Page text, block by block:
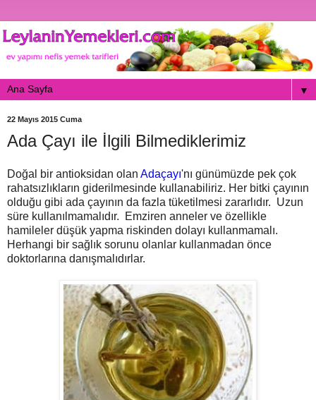
▼
22 Mayıs 2015 Cuma
Ada Çayı ile İlgili Bilmediklerimiz
Doğal bir antioksidan olan Adaçayı'nı günümüzde pek çok
rahatsızlıkların giderilmesinde kullanabiliriz. Her bitki çayının
olduğu gibi ada çayının da fazla tüketilmesi zararlıdır. Uzun
süre kullanılmamalıdır. Emziren anneler ve özellikle
hamileler düşük yapma riskinden dolayı kullanmamalı.
Herhangi bir sağlık sorunu olanlar kullanmadan önce
doktorlarına danışmalıdırlar.